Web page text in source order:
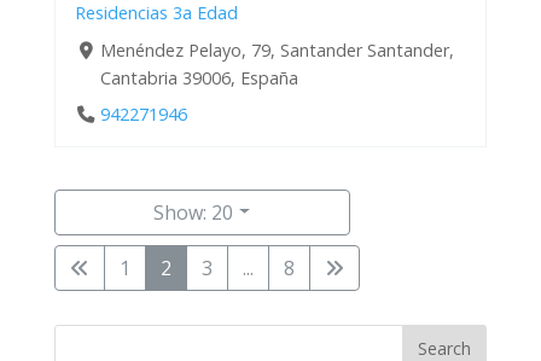
Residencias 3a Edad
Menéndez Pelayo, 79, Santander Santander,
Cantabria 39006, España
942271946
Show: 20
1 2 3 ... 8